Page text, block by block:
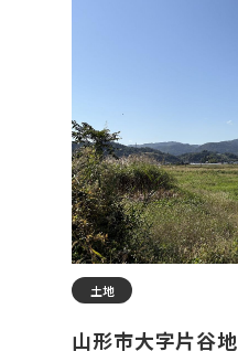
土地
山形市大字片谷地